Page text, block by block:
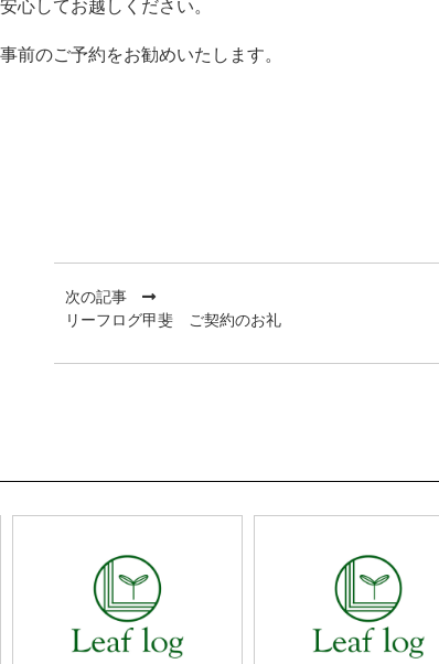
心してお越しください。
前のご予約をお勧めいたします。
次の記事
リーフログ甲斐 ご契約のお礼